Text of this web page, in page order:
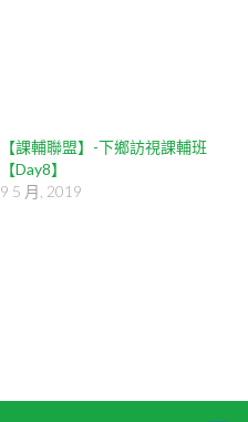
【課輔聯盟】-下鄉訪視課輔班
【Day8】
9 5 月, 2019